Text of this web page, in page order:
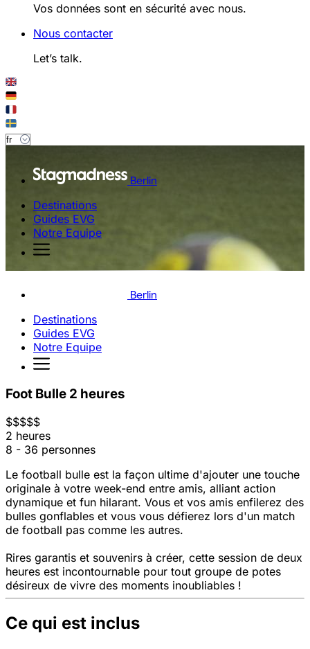
Vos données sont en sécurité avec nous.
Nous contacter
Let’s talk.
Berlin
Destinations
Guides EVG
Notre Equipe
Berlin
Destinations
Guides EVG
Notre Equipe
Foot Bulle 2 heures
$$$$$
2 heures
8 - 36 personnes
Le football bulle est la façon ultime d'ajouter une touche
originale à votre week-end entre amis, alliant action
dynamique et fun hilarant. Vous et vos amis enfilerez des
bulles gonflables et vous vous défierez lors d'un match
de football pas comme les autres.
Rires garantis et souvenirs à créer, cette session de deux
heures est incontournable pour tout groupe de potes
désireux de vivre des moments inoubliables !
Ce qui est inclus